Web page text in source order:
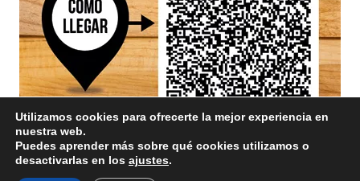
Utilizamos cookies para ofrecerte la mejor experiencia en
nuestra web.
Puedes aprender más sobre qué cookies utilizamos o
desactivarlas en los ajustes.